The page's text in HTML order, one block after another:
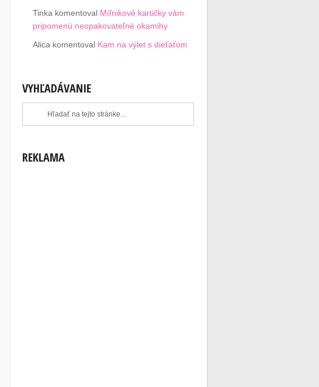
Tinka komentoval Míľnikové kartičky vám
pripomenú neopakovateľné okamihy
Alica komentoval Kam na výlet s dieťaťom
VYHĽADÁVANIE
REKLAMA